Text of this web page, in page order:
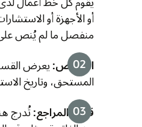
أو الأجهزة أو
منفصل ما لم يُنص
الملخّص: يعرض القسم
المستحق، وتاريخ
قسم المراجع: تُدرج